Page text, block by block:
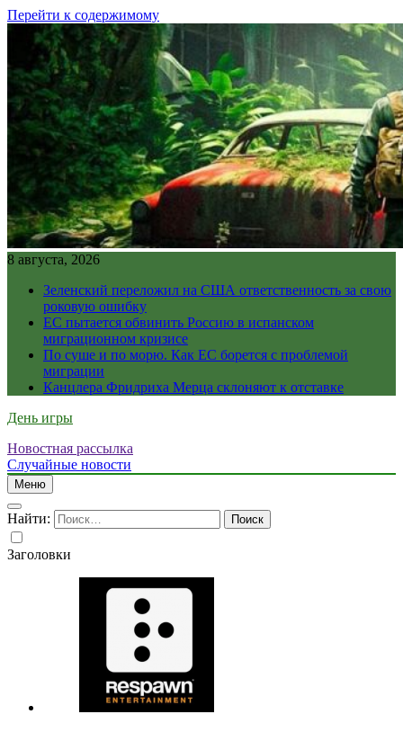
Перейти к содержимому
8 августа, 2026
Зеленский переложил на США ответственность за свою
роковую ошибку
ЕС пытается обвинить Россию в испанском
миграционном кризисе
По суше и по морю. Как ЕС борется с проблемой
миграции
Канцлера Фридриха Мерца склоняют к отставке
День игры
Новостная рассылка
Случайные новости
Меню
Найти:
Заголовки